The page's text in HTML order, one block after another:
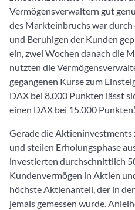
Vermögensverwaltern gut
des Markteinbruchs war
und Beruhigen der Kunden
ein, zwei Wochen danach die
nutzten die
gegangenen Kurse zum
DAX bei 8.000 Punkten lässt
einen DAX bei 15.000
Gerade die Aktieninvestments
und steilen Erholungsphase
investierten durchschnittlich
Kundenvermögen in Aktien
höchste Aktienanteil, der in
jemals gemessen wurde.